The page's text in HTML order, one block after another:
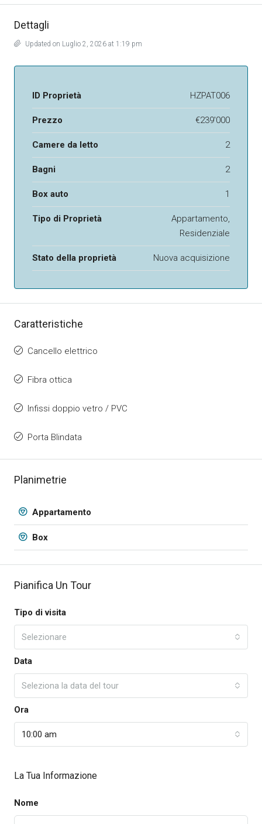
Dettagli
Updated on Luglio 2, 2026 at 1:19 pm
ID Proprietà HZPAT006
Prezzo €239'000
Camere da letto 2
Bagni 2
Box auto 1
Tipo di Proprietà
Appartamento,
Residenziale
Stato della proprietà Nuova acquisizione
Caratteristiche
Cancello elettrico
Fibra ottica
Infissi doppio vetro / PVC
Porta Blindata
Planimetrie
Appartamento
Box
Pianifica Un Tour
Tipo di visita
Selezionare
Data
Seleziona la data del tour
Ora
10:00 am
La Tua Informazione
Nome